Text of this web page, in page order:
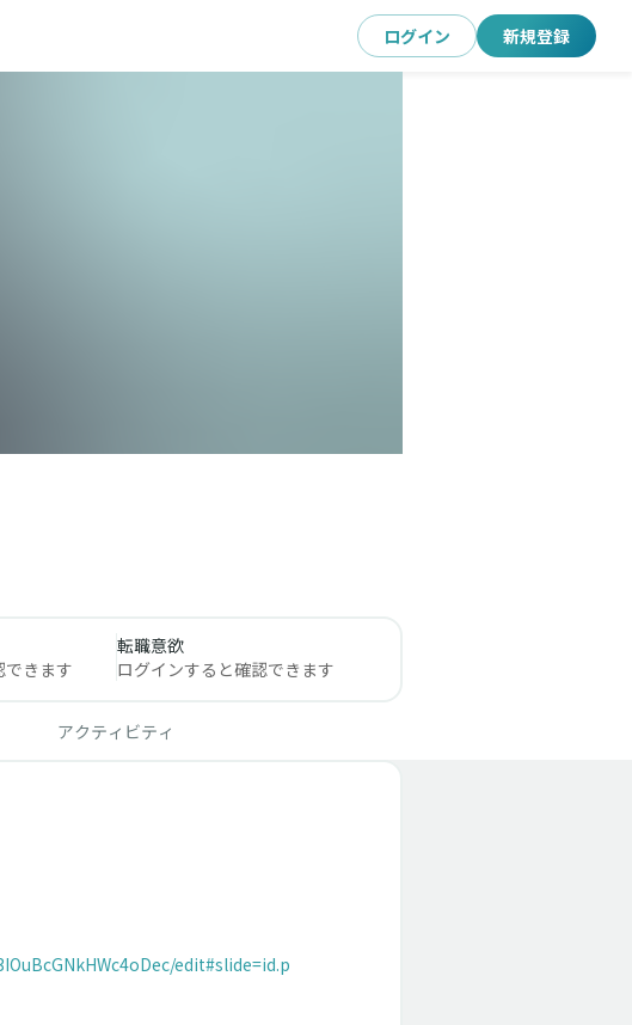
ログイン 新規登録
できます
転職意欲
ログインすると確認できます
アクティビティ
edit#slide=id.p